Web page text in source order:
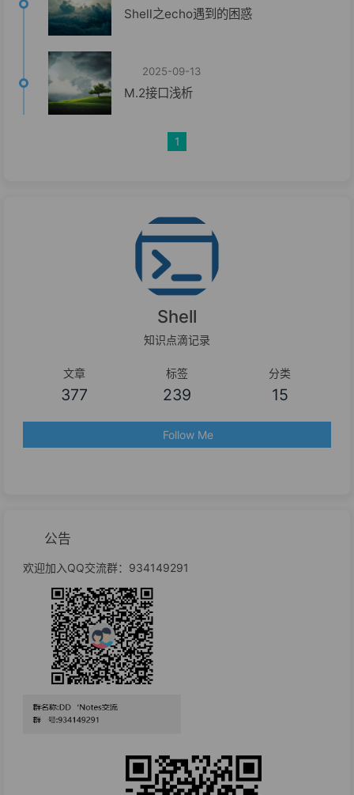
Shell之echo遇到的困惑
2025-09-13
M.2接口浅析
1
Shell
知识点滴记录
文章
377
标签
239
分类
15
Follow Me
公告
欢迎加入QQ交流群：934149291